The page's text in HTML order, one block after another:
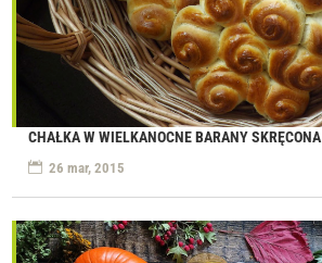
CHAŁKA W WIELKANOCNE BARANY SKRĘCONA
26 mar, 2015